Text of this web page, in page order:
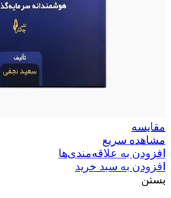
مقایسه
مشاهده سریع
افزودن به علاقه‌مندی‌ها
افزودن به سبد خرید
بستن